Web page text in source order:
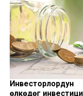
өлкөдөгү